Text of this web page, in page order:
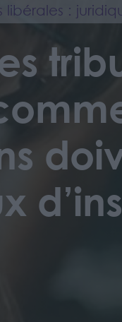
libérales :